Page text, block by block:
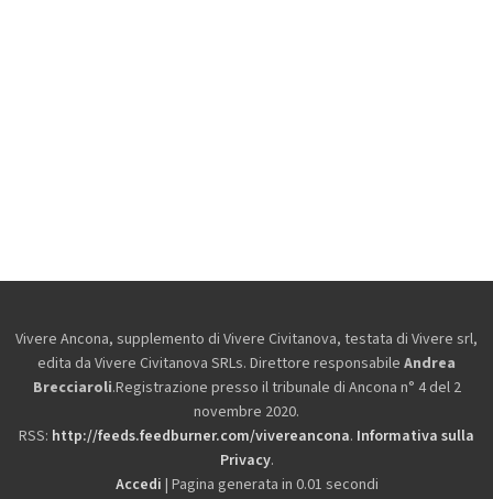
Vivere Ancona, supplemento di Vivere Civitanova, testata di Vivere srl,
edita da Vivere Civitanova SRLs. Direttore responsabile Andrea
Brecciaroli.Registrazione presso il tribunale di Ancona n° 4 del 2
novembre 2020.
RSS: http://feeds.feedburner.com/vivereancona. Informativa sulla
Privacy.
Accedi | Pagina generata in 0.01 secondi